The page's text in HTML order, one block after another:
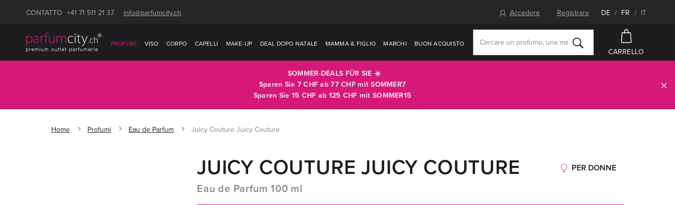
CONTATTO +41 71 511 21 37 info@parfumcity.ch Accedere Registrare DE / FR / IT
PROFUMI VISO CORPO CAPELLI MAKE-UP DEAL DOPO NATALE MAMMA & FIGLIO MARCHI BUON ACQUISTO
CARRELLO
SOMMER-DEALS FÜR SIE ☀️
Sparen Sie 7 CHF ab 77 CHF mitSOMMER7
Sparen Sie 15 CHF ab 125 CHF mit SOMMER15
Home Profumi Eau de Parfum Juicy Couture Juicy Couture
PER DONNE
JUICY COUTURE JUICY COUTURE
Eau de Parfum 100 ml